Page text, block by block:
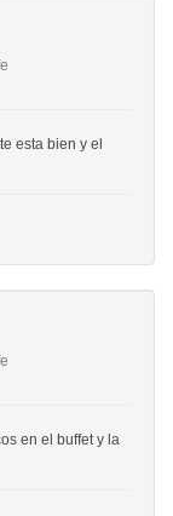
esta bien y el
en el buffet y la